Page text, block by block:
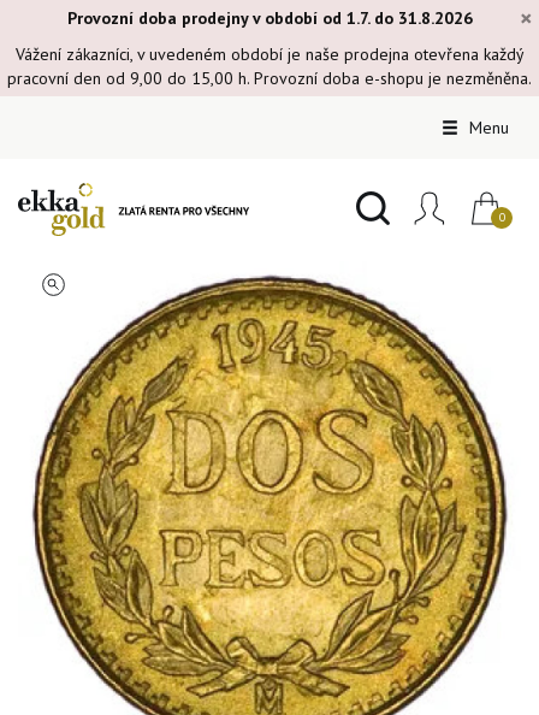
×
Provozní doba prodejny v období od 1.7. do 31.8.2026
Vážení zákazníci, v uvedeném období je naše prodejna otevřena každý
pracovní den od 9,00 do 15,00 h. Provozní doba e-shopu je nezměněna.
Menu